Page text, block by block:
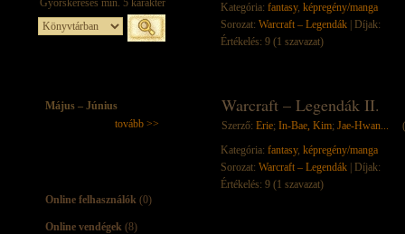
Május – Június
tovább >>
Online felhasználók (0)
Online vendégek (8)
Kategória: fantasy, képregény/manga
Sorozat: Warcraft – Legendák | Díjak:
Értékelés: 9 (1 szavazat)
Warcraft – Legendák II.
Szerző: Erie; In-Bae, Kim; Jae-Hwan...
Kategória: fantasy, képregény/manga
Sorozat: Warcraft – Legendák | Díjak:
Értékelés: 9 (1 szavazat)